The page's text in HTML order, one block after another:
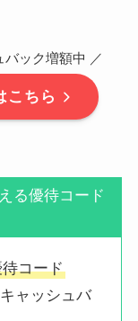
ック増額中 ／
こちら
る優待コード
コード
ャッシュバ